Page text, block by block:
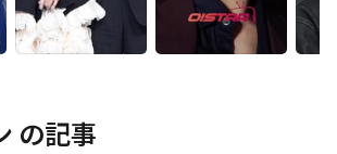
の記事